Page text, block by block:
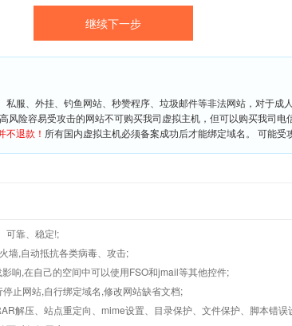
服、外挂、钓鱼网站、秒赞程序、垃圾邮件等非法网站，对于
风险容易受攻击的网站不可购买我司虚拟主机，但可以购买我司电
不退款！ 所有国内虚拟主机必须备案成功后才能绑定域名。 可能受
可靠、稳定!;
墙,自动抵抗各类病毒、攻击;
响,在自己的空间中可以使用FSO和jmail等其他控件;
止网站,自行绑定域名,修改网站缺省文档;
解压、站点重定向、mime设置、目录保护、文件保护、脚本错